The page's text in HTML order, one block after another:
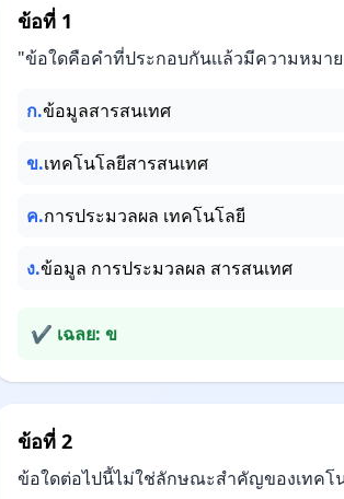
ข้อที่ 1
"ข้อใดคือคำที่ประกอบกันเเล้วมีความหมา
ก.ข้อมูลสารสนเทศ
ข.เทคโนโลยีสารสนเทศ
ค.การประมวลผล เทคโนโลยี
ง.ข้อมูล การประมวลผล สารสนเทศ
✔ เฉลย: ข
ข้อที่ 2
ข้อใดต่อไปนี้ไม่ใช่ลักษณะสำคัญของเทคโ